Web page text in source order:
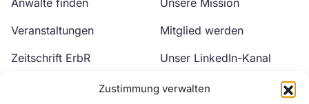
Zustimmung verwalten
Anwälte finden
Veranstaltungen
Zeitschrift ErbR
Unsere Mission
Mitglied werden
Unser LinkedIn-Kanal
Unser YouTube-Kanal